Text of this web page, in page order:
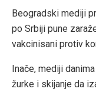
Beogradski mediji
po Srbiji pune
vakcinisani protiv
Inače, mediji
žurke i skijanje da